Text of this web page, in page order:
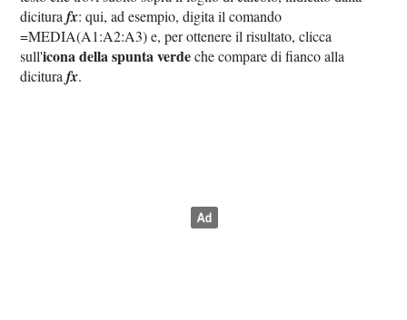
diciturafx: qui, ad esempio, digita il comando
=MEDIA(A1:A2:A3) e, per ottenere il risultato, clicca
sull'icona della spunta verdeche compare di fianco alla
diciturafx.